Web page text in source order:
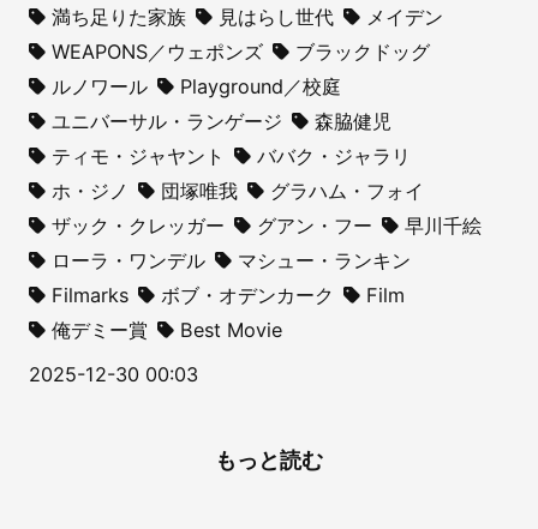
満ち足りた家族 見はらし世代
メイデン
WEAPONS／ウェポンズ
ブラックドッグ
ルノワール
Playground／校庭
ユニバーサル・ランゲージ
森脇健児
ティモ・ジャヤント
ババク・ジャラリ
ホ・ジノ
団塚唯我
グラハム・フォイ
ザック・クレッガー
グアン・フー
早川千絵
ローラ・ワンデル
マシュー・ランキン
Filmarks
ボブ・オデンカーク
Film
俺デミー賞
Best Movie
2025-12-30 00:03
もっと読む